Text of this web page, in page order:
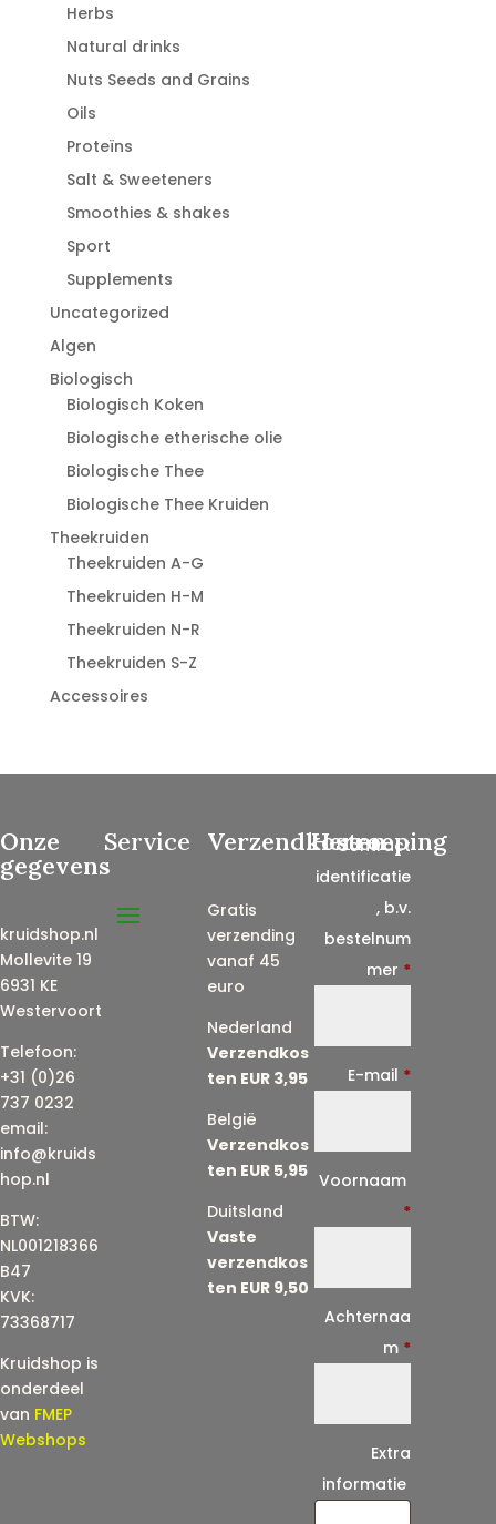
Herbs
Natural drinks
Nuts Seeds and Grains
Oils
Proteïns
Salt & Sweeteners
Smoothies & shakes
Sport
Supplements
Uncategorized
Algen
Biologisch
Biologisch Koken
Biologische etherische olie
Biologische Thee
Biologische Thee Kruiden
Theekruiden
Theekruiden A-G
Theekruiden H-M
Theekruiden N-R
Theekruiden S-Z
Accessoires
Onze
gegevens
kruidshop.nl
Mollevite 19
6931 KE
Westervoort
Telefoon:
+31 (0)26
737 0232
email:
info@kruids
hop.nl
BTW:
NL001218366
B47
KVK:
73368717
Kruidshop is
onderdeel
van FMEP
Webshops
Service Verzendkosten
Gratis
verzending
vanaf 45
euro
Nederland
Verzendkos
ten EUR 3,95
België
Verzendkos
ten EUR 5,95
Duitsland
Vaste
verzendkos
ten EUR 9,50
Herroeping
Contract
identificatie
, b.v.
bestelnum
mer *
E-mail *
Voornaam
*
Achternaa
m *
Extra
informatie